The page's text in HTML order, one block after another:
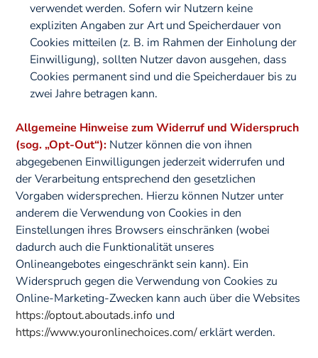
verwendet werden. Sofern wir Nutzern keine
expliziten Angaben zur Art und Speicherdauer von
Cookies mitteilen (z. B. im Rahmen der Einholung der
Einwilligung), sollten Nutzer davon ausgehen, dass
Cookies permanent sind und die Speicherdauer bis zu
zwei Jahre betragen kann.
Allgemeine Hinweise zum Widerruf und Widerspruch
(sog. „Opt-Out“): Nutzer können die von ihnen
abgegebenen Einwilligungen jederzeit widerrufen und
der Verarbeitung entsprechend den gesetzlichen
Vorgaben widersprechen. Hierzu können Nutzer unter
anderem die Verwendung von Cookies in den
Einstellungen ihres Browsers einschränken (wobei
dadurch auch die Funktionalität unseres
Onlineangebotes eingeschränkt sein kann). Ein
Widerspruch gegen die Verwendung von Cookies zu
Online-Marketing-Zwecken kann auch über die Websites
https://optout.aboutads.info und
https://www.youronlinechoices.com/erklärt werden.